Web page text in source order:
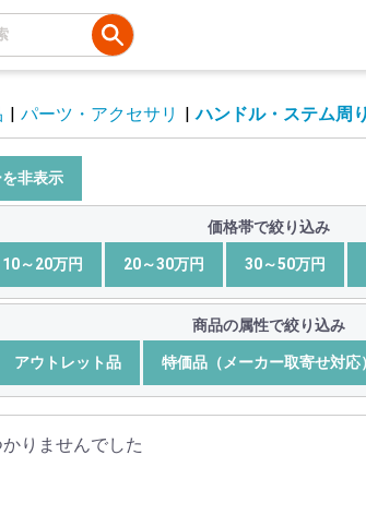
| パーツ・アクセサリ | ハンドル・ステム周り
非表示
価格帯で絞り込み
10～20万円 20～30万円 30～50万円
商品の属性で絞り込み
アウトレット品 特価品（メーカー取寄せ対応）
りませんでした